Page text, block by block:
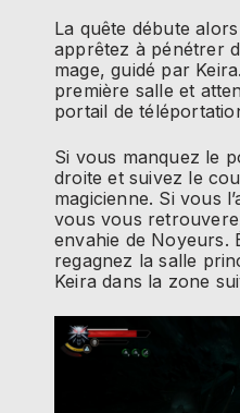
La quête débute
apprêtez à pénétrer
mage, guidé par
première salle et
portail de
Si vous manquez le
droite et suivez le
magicienne. Si vous
vous vous
envahie de Noyeurs.
regagnez la salle
Keira dans la zone